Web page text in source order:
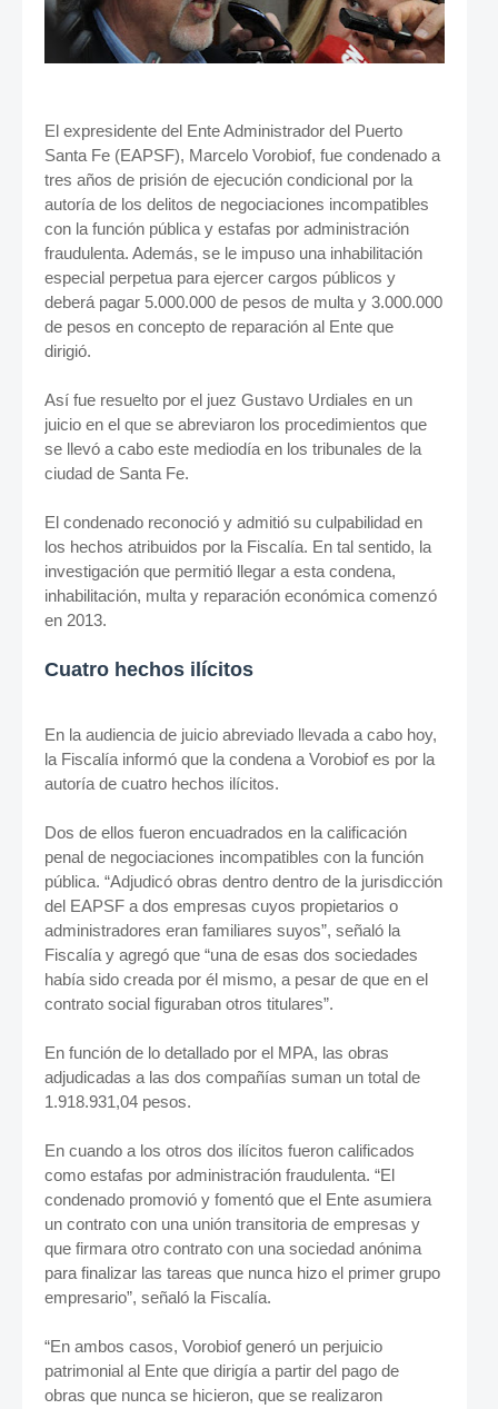
El expresidente del Ente Administrador del Puerto
Santa Fe (EAPSF), Marcelo Vorobiof, fue condenado a
tres años de prisión de ejecución condicional por la
autoría de los delitos de negociaciones incompatibles
con la función pública y estafas por administración
fraudulenta. Además, se le impuso una inhabilitación
especial perpetua para ejercer cargos públicos y
deberá pagar 5.000.000 de pesos de multa y 3.000.000
de pesos en concepto de reparación al Ente que
dirigió.
Así fue resuelto por el juez Gustavo Urdiales en un
juicio en el que se abreviaron los procedimientos que
se llevó a cabo este mediodía en los tribunales de la
ciudad de Santa Fe.
El condenado reconoció y admitió su culpabilidad en
los hechos atribuidos por la Fiscalía. En tal sentido, la
investigación que permitió llegar a esta condena,
inhabilitación, multa y reparación económica comenzó
en 2013.
Cuatro hechos ilícitos
En la audiencia de juicio abreviado llevada a cabo hoy,
la Fiscalía informó que la condena a Vorobiof es por la
autoría de cuatro hechos ilícitos.
Dos de ellos fueron encuadrados en la calificación
penal de negociaciones incompatibles con la función
pública. “Adjudicó obras dentro dentro de la jurisdicción
del EAPSF a dos empresas cuyos propietarios o
administradores eran familiares suyos”, señaló la
Fiscalía y agregó que “una de esas dos sociedades
había sido creada por él mismo, a pesar de que en el
contrato social figuraban otros titulares”.
En función de lo detallado por el MPA, las obras
adjudicadas a las dos compañías suman un total de
1.918.931,04 pesos.
En cuando a los otros dos ilícitos fueron calificados
como estafas por administración fraudulenta. “El
condenado promovió y fomentó que el Ente asumiera
un contrato con una unión transitoria de empresas y
que firmara otro contrato con una sociedad anónima
para finalizar las tareas que nunca hizo el primer grupo
empresario”, señaló la Fiscalía.
“En ambos casos, Vorobiof generó un perjuicio
patrimonial al Ente que dirigía a partir del pago de
obras que nunca se hicieron, que se realizaron